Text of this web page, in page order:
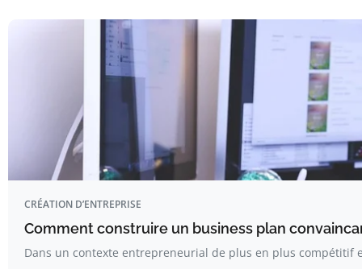
CRÉATION D’ENTREPRISE
Comment construire un business plan
Dans un contexte entrepreneurial de plus en plus compétitif